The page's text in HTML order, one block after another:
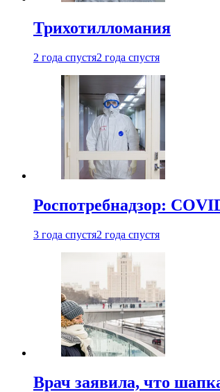
Трихотилломания
2 года спустя2 года спустя
Роспотребнадзор:
3 года спустя2 года спустя
Врач заявила, что